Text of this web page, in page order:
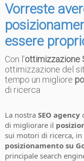
Vorreste
essere
Con l’ottimizzazione
ottimizzazione del
tempo un migliore
di ricerca
La nostra SEO agency
di migliorare il
sui motori di ricerca,
posizionamento su
principale search